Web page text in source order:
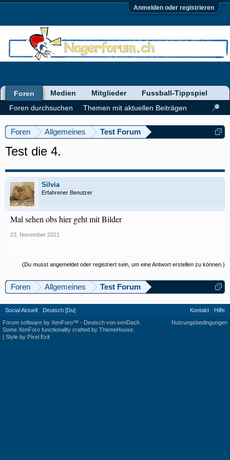
Anmelden oder registrieren
Foren Allgemeines Test Forum
Test die 4.
Silvia
Erfahrener Benutzer
Mal sehen obs hier geht mit Bilder
23. November 2021
(Du musst angemeldet oder registriert sein, um eine Antwort erstellen zu können.)
Foren Allgemeines Test Forum
Foren
Foren durchsuchen
Themen mit aktuellen Beiträgen
Medien Mitglieder Fussball-Tippspiel
Social Aktuell Deutsch [Du] Kontakt
Hilfe
Nutzungsbedingungen
Forum software by XenForo™ - Deutsch von xenDach
Some XenForo functionality crafted by ThemeHouse
| Style by Pixel Exit